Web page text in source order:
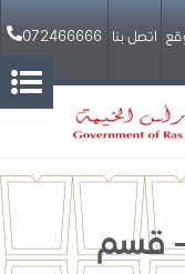
اتصل بنا 072466666
– قسم